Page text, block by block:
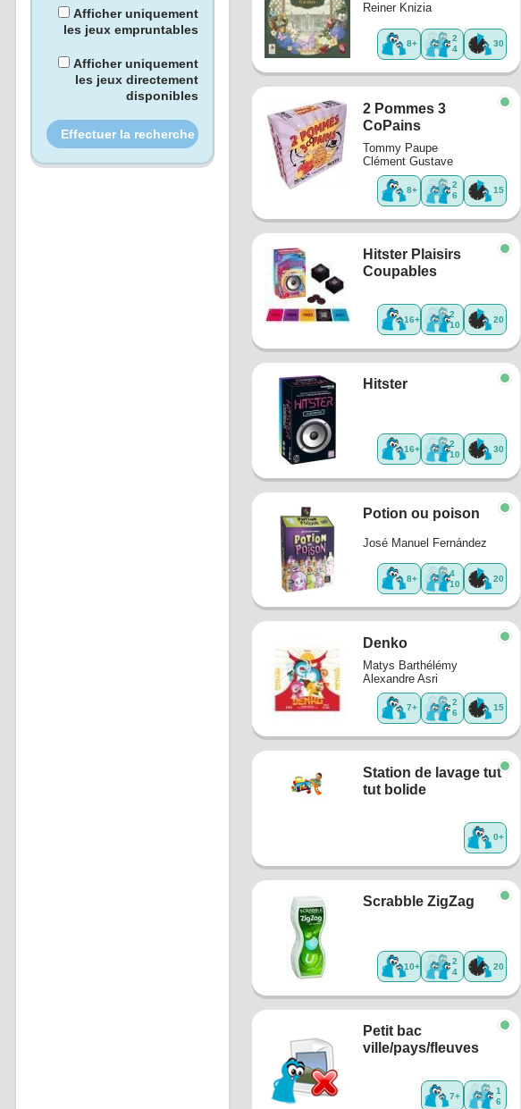
Afficher uniquement
les jeux empruntables
Afficher uniquement
les jeux directement
disponibles
Reiner Knizia
8+
2
4
30
2 Pommes 3
CoPains
Tommy Paupe
Clément Gustave
8+
2
6
15
Hitster Plaisirs
Coupables
16+
2
10
20
Hitster
16+
2
10
30
Potion ou poison
José Manuel Fernández
8+
4
10
20
Denko
Matys Barthélémy
Alexandre Asri
7+
2
6
15
Station de lavage tut
tut bolide
0+
Scrabble ZigZag
10+
2
4
20
Petit bac
ville/pays/fleuves
7+
1
6